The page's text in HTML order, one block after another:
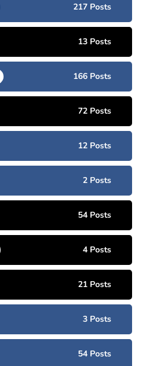
217 Posts
13 Posts
166 Posts
72 Posts
12 Posts
2 Posts
54 Posts
4 Posts
21 Posts
3 Posts
54 Posts